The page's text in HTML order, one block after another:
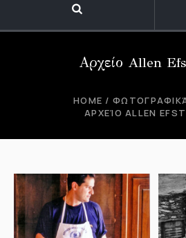
Αρχείο Allen
HOME /
ΑΡΧΕΊΟ ALLEN